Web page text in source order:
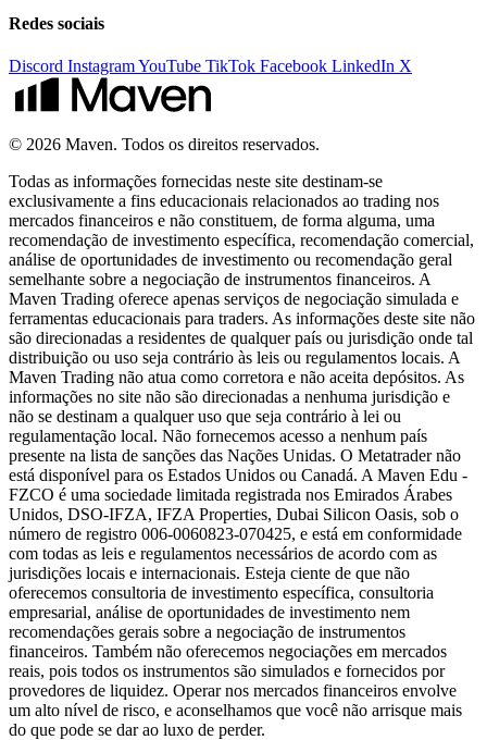
Redes sociais
Discord InstagramYouTube TikTok Facebook LinkedIn X
© 2026 Maven. Todos os direitos reservados.
Todas as informações fornecidas neste site destinam-se
exclusivamente a fins educacionais relacionados ao trading nos
mercados financeiros e não constituem, de forma alguma, uma
recomendação de investimento específica, recomendação comercial,
análise de oportunidades de investimento ou recomendação geral
semelhante sobre a negociação de instrumentos financeiros. A
Maven Trading oferece apenas serviços de negociação simulada e
ferramentas educacionais para traders. As informações deste site não
são direcionadas a residentes de qualquer país ou jurisdição onde tal
distribuição ou uso seja contrário às leis ou regulamentos locais. A
Maven Trading não atua como corretora e não aceita depósitos. As
informações no site não são direcionadas a nenhuma jurisdição e
não se destinam a qualquer uso que seja contrário à lei ou
regulamentação local. Não fornecemos acesso a nenhum país
presente na lista de sanções das Nações Unidas. O Metatrader não
está disponível para os Estados Unidos ou Canadá. A Maven Edu -
FZCO é uma sociedade limitada registrada nos Emirados Árabes
Unidos, DSO-IFZA, IFZA Properties, Dubai Silicon Oasis, sob o
número de registro 006-0060823-070425, e está em conformidade
com todas as leis e regulamentos necessários de acordo com as
jurisdições locais e internacionais. Esteja ciente de que não
oferecemos consultoria de investimento específica, consultoria
empresarial, análise de oportunidades de investimento nem
recomendações gerais sobre a negociação de instrumentos
financeiros. Também não oferecemos negociações em mercados
reais, pois todos os instrumentos são simulados e fornecidos por
provedores de liquidez. Operar nos mercados financeiros envolve
um alto nível de risco, e aconselhamos que você não arrisque mais
do que pode se dar ao luxo de perder.